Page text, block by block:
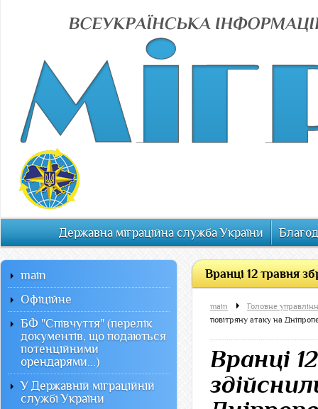
Державна міграційна служба України
Вранці 12 травня
main
Головне
повітряну атаку на
Вранці
main
Офiцiйне
БФ "Співчуття" (перелік
документів, що подаються
потенційними
орендарями...)
У Державній міграційній
службі України